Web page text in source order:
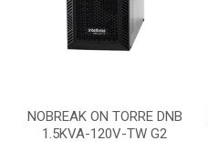
NOBREAK ON TORRE DNB
1.5KVA-120V-TW G2